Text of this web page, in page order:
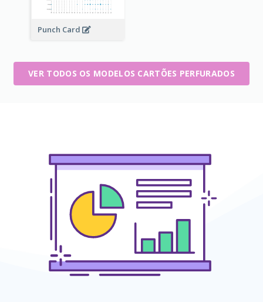
Punch Card
VER TODOS OS MODELOS CARTÕES PERFURADOS